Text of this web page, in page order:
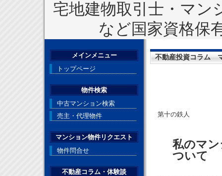
宅地建物取引士・マン
など国家資格保
不動産投資コラム
第十の鉄人
私のマン
ついて
メインメニュー
トップページ
物件検索
中古マンション検索
売主・代理物件
マンション物件リクエスト
物件問合せ
不動産コラム・体験談